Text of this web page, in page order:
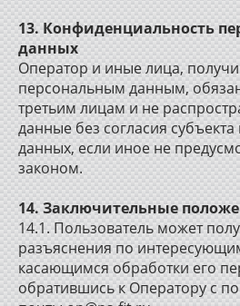
13. Конфиденциальность
данных
Оператор и иные лица,
персональным данным,
третьим лицам и не
данные без согласия
данных, если иное не
законом.
14. Заключительные
14.1. Пользователь может
разъяснения по
касающимся обработки его
обратившись к Оператору с